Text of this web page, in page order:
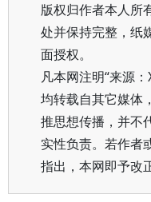
版权归作者本人所
处并保持完整，纸
面授权。
凡本网注明“来源：
均转载自其它媒体
推思想传播，并不
实性负责。若作者
指出，本网即予改正